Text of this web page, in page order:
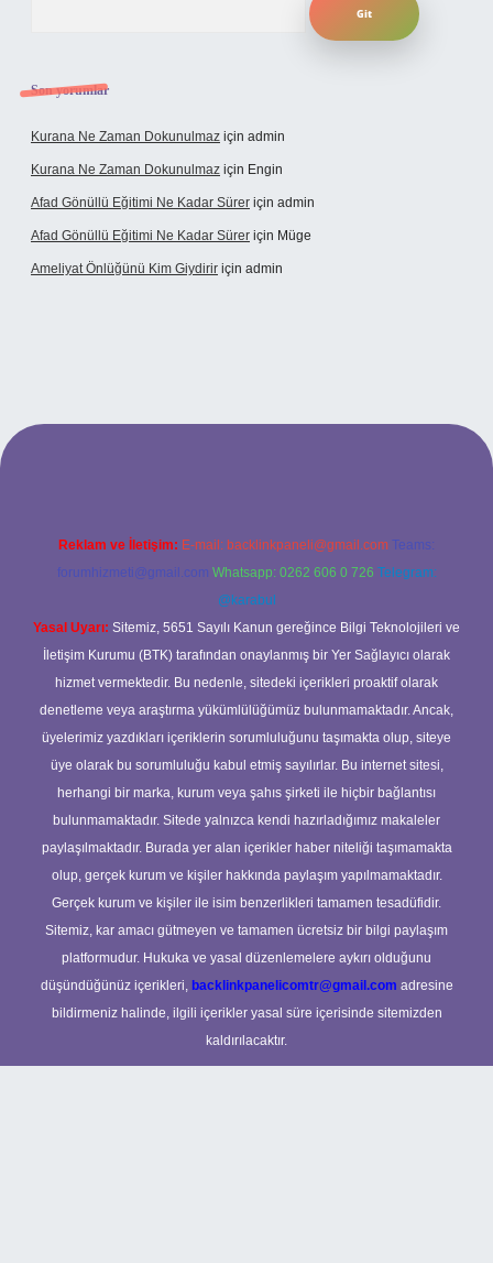
Son yorumlar
Kurana Ne Zaman Dokunulmaz için admin
Kurana Ne Zaman Dokunulmaz için Engin
Afad Gönüllü Eğitimi Ne Kadar Sürer için admin
Afad Gönüllü Eğitimi Ne Kadar Sürer için Müge
Ameliyat Önlüğünü Kim Giydirir için admin
giriş
Reklam ve İletişim: E-mail: backlinkpaneli@gmail.com Teams:
forumhizmeti@gmail.com Whatsapp: 0262 606 0 726 Telegram:
@karabul
Yasal Uyarı: Sitemiz, 5651 Sayılı Kanun gereğince Bilgi Teknolojileri ve
İletişim Kurumu (BTK) tarafından onaylanmış bir Yer Sağlayıcı olarak
hizmet vermektedir. Bu nedenle, sitedeki içerikleri proaktif olarak
denetleme veya araştırma yükümlülüğümüz bulunmamaktadır. Ancak,
üyelerimiz yazdıkları içeriklerin sorumluluğunu taşımakta olup, siteye
üye olarak bu sorumluluğu kabul etmiş sayılırlar. Bu internet sitesi,
herhangi bir marka, kurum veya şahıs şirketi ile hiçbir bağlantısı
bulunmamaktadır. Sitede yalnızca kendi hazırladığımız makaleler
paylaşılmaktadır. Burada yer alan içerikler haber niteliği taşımamakta
olup, gerçek kurum ve kişiler hakkında paylaşım yapılmamaktadır.
Gerçek kurum ve kişiler ile isim benzerlikleri tamamen tesadüfidir.
Sitemiz, kar amacı gütmeyen ve tamamen ücretsiz bir bilgi paylaşım
platformudur. Hukuka ve yasal düzenlemelere aykırı olduğunu
düşündüğünüz içerikleri, backlinkpanelicomtr@gmail.com adresine
bildirmeniz halinde, ilgili içerikler yasal süre içerisinde sitemizden
kaldırılacaktır.